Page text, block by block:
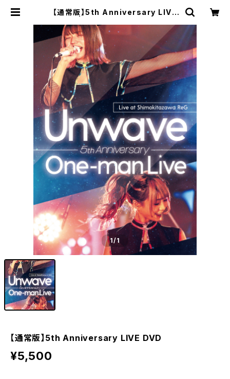
【通常版】5th Anniversary LIVE
1/1
【通常版】5th Anniversary LIVE DVD
¥5,500